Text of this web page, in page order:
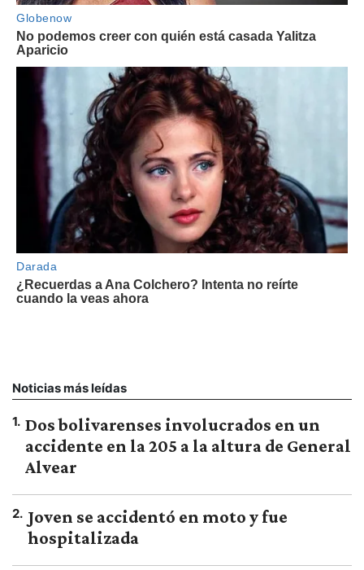
Noticias más leídas
1. Dos bolivarenses involucrados en un
accidente en la 205 a la altura de General
Alvear
2. Joven se accidentó en moto y fue
hospitalizada